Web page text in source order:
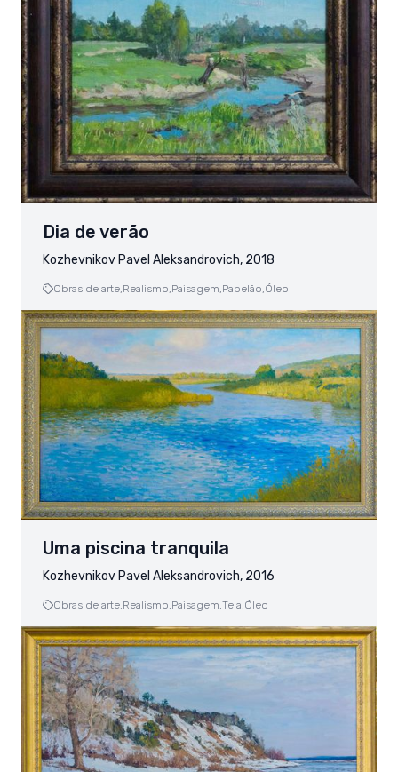
Dia de verão
Kozhevnikov Pavel Aleksandrovich, 2018
Obras de arte,Realismo,Paisagem,Papelão,Óleo
Uma piscina tranquila
Kozhevnikov Pavel Aleksandrovich, 2016
Obras de arte,Realismo,Paisagem,Tela,Óleo